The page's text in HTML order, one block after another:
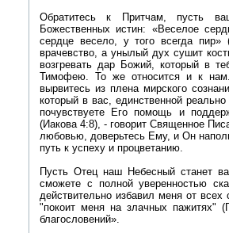
Обратитесь к Притчам, пусть
Божественных истин: «Веселое
сердце весело, у того всегда пир»
врачевство, а унылый дух сушит
возгревать дар Божий, который в
Тимофею. То же относится и к
вырвитесь из плена мирского
который в вас, единственной
почувствуете Его помощь и
(Иакова 4:8), - говорит Священное
любовью, доверьтесь Ему, и Он
путь к успеху и процветанию.
Пусть Отец наш Небесный станет
сможете с полной уверенностью
действительно избавил меня от
"покоит меня на злачных пажитях"
благословений».